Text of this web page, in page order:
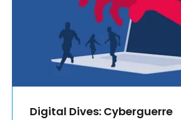
Digital Dives: Cyberguerre